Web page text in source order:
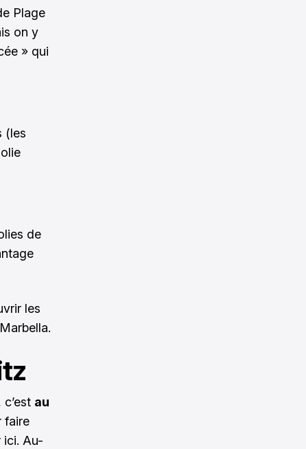
Plage
on y
» qui
(les
de
les
au
faire
ici. Au-